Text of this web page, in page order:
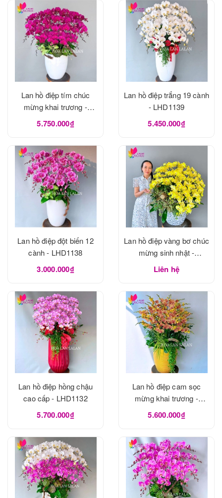
Lan hồ điệp tím chúc
mừng khai trương -
LHD1140
5.750.000₫
Lan hồ điệp trắng 19 cành
- LHD1139
5.450.000₫
Lan hồ điệp đột biến 12
cành - LHD1138
3.000.000₫
Lan hồ điệp vàng bơ chúc
mừng sinh nhật -
LHD1133
Liên hệ
Lan hồ điệp hồng chậu
cao cấp - LHD1132
5.700.000₫
Lan hồ điệp cam sọc
mừng khai trương -
LHD1131
5.600.000₫